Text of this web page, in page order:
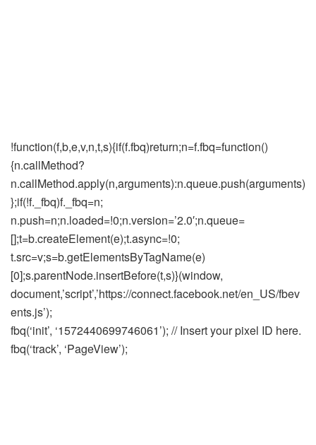
!function(f,b,e,v,n,t,s){if(f.fbq)return;n=f.fbq=function()
{n.callMethod?
n.callMethod.apply(n,arguments):n.queue.push(arguments)
};if(!f._fbq)f._fbq=n;
n.push=n;n.loaded=!0;n.version=’2.0′;n.queue=
[];t=b.createElement(e);t.async=!0;
t.src=v;s=b.getElementsByTagName(e)
[0];s.parentNode.insertBefore(t,s)}(window,
document,’script’,’https://connect.facebook.net/en_US/fbev
ents.js’);
fbq(‘init’, ‘1572440699746061’); // Insert your pixel ID here.
fbq(‘track’, ‘PageView’);